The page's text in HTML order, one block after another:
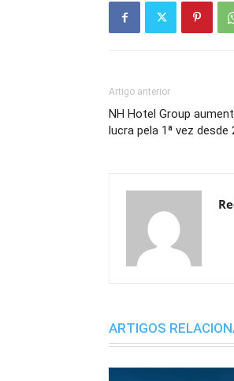
Artigo anterior
NH Hotel Group
lucra pela 1ª vez desde
ARTIGOS